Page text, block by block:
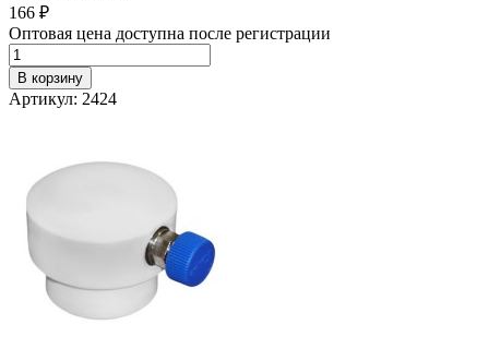
166 ₽
Оптовая цена доступна после регистрации
В корзину
Артикул: 2424